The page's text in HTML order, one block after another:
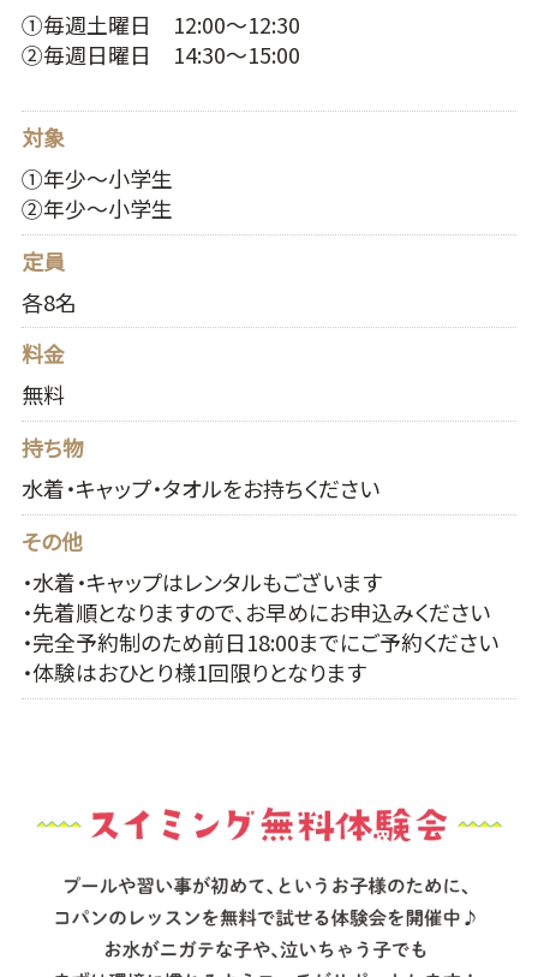
①毎週土曜日 12:00～12:30
②毎週日曜日 14:30～15:00
対象
①年少～小学生
②年少～小学生
定員
各8名
料金
無料
持ち物
水着・キャップ・タオルをお持ちください
その他
・水着・キャップはレンタルもございます
・先着順となりますので、お早めにお申込みください
・完全予約制のため前日18:00までにご予約ください
・体験はおひとり様1回限りとなります